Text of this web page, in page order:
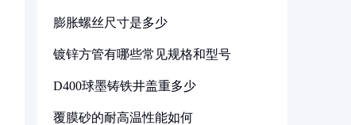
膨胀螺丝尺寸是多少
镀锌方管有哪些常见规格和型号
D400球墨铸铁井盖重多少
覆膜砂的耐高温性能如何